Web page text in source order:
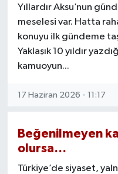
Yıllardır Aksu’nun
meselesi var. Hatta
konuyu ilk gündeme
Yaklaşık 10 yıldır
kamuoyun...
17 Haziran 2026 - 11:17
Beğenilmeyen
olursa…
Türkiye’de siyaset,